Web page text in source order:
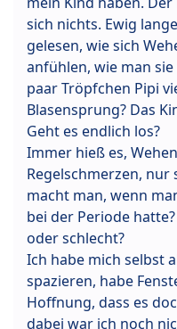
sich nichts. Ewig
gelesen, wie sich
anfühlen, wie man
paar Tröpfchen Pipi
Blasensprung? Das
Geht es endlich los?
Immer hieß es,
Regelschmerzen, nur
macht man, wenn
bei der Periode
oder schlecht?
Ich habe mich selbst
spazieren, habe
Hoffnung, dass es
dabei war ich noch